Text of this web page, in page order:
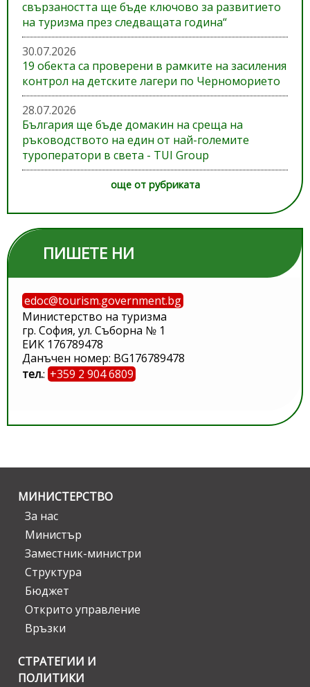
свързаността ще бъде ключово за развитието
на туризма през следващата година“
30.07.2026
19 обекта са проверени в рамките на засиления
контрол на детските лагери по Черноморието
28.07.2026
България ще бъде домакин на среща на
ръководството на един от най-големите
туроператори в света - TUI Group
още от рубриката
ПИШЕТЕ НИ
edoc@tourism.government.bg
Министерство на туризма
гр. София, ул. Съборна № 1
ЕИК 176789478
Данъчен номер: BG176789478
тел.: +359 2 904 6809
МИНИСТЕРСТВО
За нас
Министър
Заместник-министри
Структура
Бюджет
Открито управление
Връзки
СТРАТЕГИИ И
ПОЛИТИКИ